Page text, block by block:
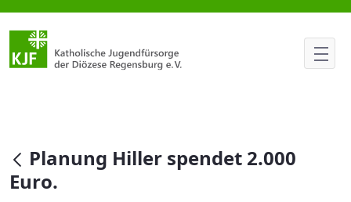
Planung Hiller spendet 2.000
null
Planung Hiller spendet 2.000
Euro.